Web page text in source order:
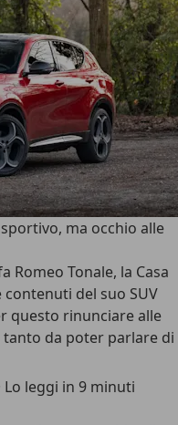
ma occhio alle
Romeo Tonale, la Casa
del suo SUV
questo rinunciare alle
da poter parlare di
Lo leggi in 9 minuti